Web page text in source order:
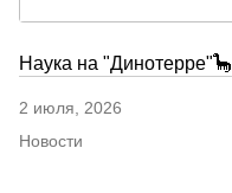
Наука на "Динотерре"🦕
2 июля, 2026
Новости